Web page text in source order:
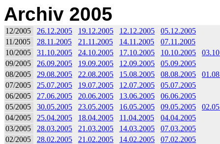
Archiv 2005
12/2005 26.12.2005 19.12.2005 12.12.2005
05.12.2005
11/2005
28.11.2005 21.11.2005 14.11.2005
07.11.2005
10/2005
31.10.2005 24.10.2005 17.10.2005 10.10.2005
09/2005
26.09.2005 19.09.2005 12.09.2005
05.09.2005
08/2005
29.08.2005 22.08.2005 15.08.2005 08.08.2005
07/2005
25.07.2005 19.07.2005 12.07.2005
05.07.2005
06/2005
27.06.2005 20.06.2005 13.06.2005
06.06.2005
05/2005
30.05.2005 23.05.2005 16.05.2005 09.05.2005
04/2005
25.04.2005 18.04.2005 11.04.2005
04.04.2005
03/2005
28.03.2005 21.03.2005 14.03.2005
07.03.2005
02/2005
28.02.2005 21.02.2005 14.02.2005
07.02.2005